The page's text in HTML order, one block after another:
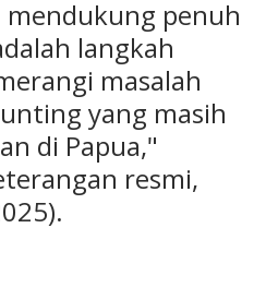
mendukung penuh
langkah
masalah
yang masih
di Papua,"
resmi,